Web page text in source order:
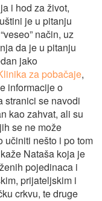
i hod za život,
je u pitanju
način, uz
da je u pitanju
jako
za pobačaje,
informacije o
stranici se navodi
kao zahvat, ali su
se ne može
učiniti nešto i po tom
Nataša koja je
pojedinaca i
prijateljskim i
crkvu, te druge